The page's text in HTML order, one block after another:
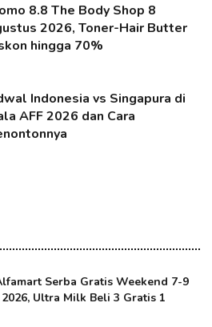
8.8 The Body Shop 8
2026, Toner-Hair Butter
hingga 70%
Indonesia vs Singapura di
AFF 2026 dan Cara
Serba Gratis Weekend 7-9
Ultra Milk Beli 3 Gratis 1